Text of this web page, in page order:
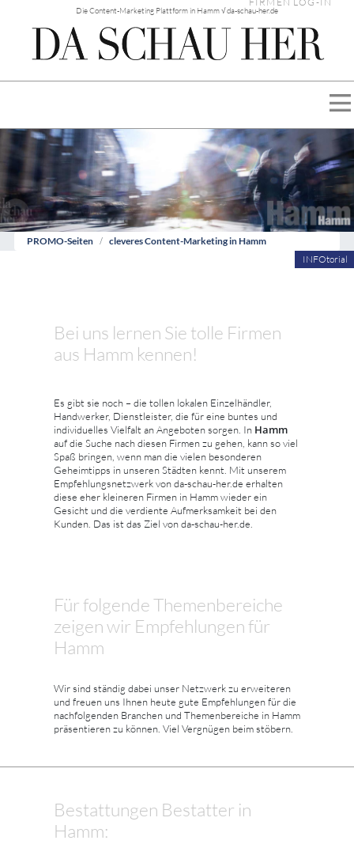
Die Content-Marketing Plattform in Hamm √ da-schau-her.de
PROMO-Seiten cleveres Content-Marketing in Hamm
INFOtorial
Bei uns lernen Sie tolle Firmen
aus Hamm kennen!
Es gibt sie noch – die tollen lokalen Einzelhändler,
Handwerker, Dienstleister, die für eine buntes und
individuelles Vielfalt an Angeboten sorgen. In Hamm
auf die Suche nach diesen Firmen zu gehen, kann so viel
Spaß bringen, wenn man die vielen besonderen
Geheimtipps in unseren Städten kennt. Mit unserem
Empfehlungsnetzwerk von da-schau-her.de erhalten
diese eher kleineren Firmen in Hamm wieder ein
Gesicht und die verdiente Aufmerksamkeit bei den
Kunden. Das ist das Ziel von da-schau-her.de.
Für folgende Themenbereiche
zeigen wir Empfehlungen für
Hamm
Wir sind ständig dabei unser Netzwerk zu erweiteren
und freuen uns Ihnen heute gute Empfehlungen für die
nachfolgenden Branchen und Themenbereiche in Hamm
präsentieren zu können. Viel Vergnügen beim stöbern.
Bestattungen Bestatter in
Hamm: